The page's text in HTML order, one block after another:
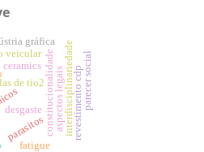
de tio2constitucionalidadeaspectos legaisinterdisciplinariedade
desgaste revestimento cdp
veicular
gráfica
parasitos
ceramics
fatigue
parecer social